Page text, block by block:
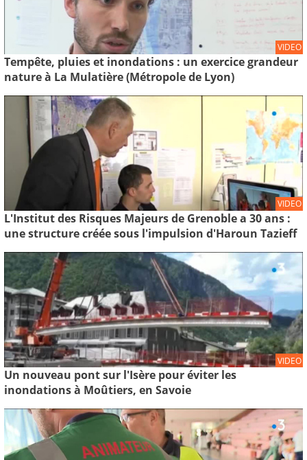
VIDEO
Tempête, pluies et inondations : un exercice grandeur
nature à La Mulatière (Métropole de Lyon)
VIDEO
L'Institut des Risques Majeurs de Grenoble a 30 ans :
une structure créée sous l'impulsion d'Haroun Tazieff
VIDEO
Un nouveau pont sur l'Isère pour éviter les
inondations à Moûtiers, en Savoie